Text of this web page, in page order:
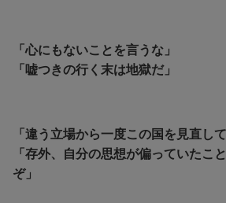
「心にもないことを言うな」
「嘘つきの行く末は地獄だ」
「違う立場から一度この国を見直して
「存外、自分の思想が偏っていたこ
ぞ」